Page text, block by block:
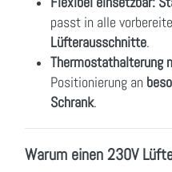
passt in alle
Lüfterausschnitte.
Thermostathalterung
Positionierung an
Schrank.
Warum einen 230V